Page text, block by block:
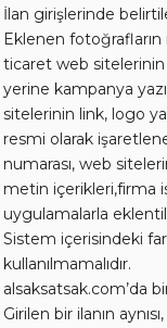
İlan girişlerinde
Eklenen
ticaret web
yerine kampanya
sitelerinin link, logo
resmi olarak
numarası, web
metin içerikleri,firma
uygulamalarla
Sistem içerisindeki
kullanılmamalıdır.
alsaksatsak.com’da
Girilen bir ilanın